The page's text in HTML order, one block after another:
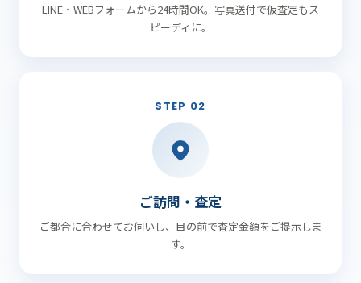
LINE・WEBフォームから24時間OK。写真送付で仮査定もス
ピーディに。
STEP 02
ご訪問・査定
ご都合に合わせてお伺いし、目の前で査定金額をご提示しま
す。